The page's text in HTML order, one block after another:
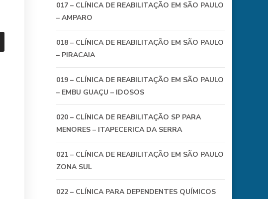
017 – CLÍNICA DE REABILITAÇÃO EM SÃO PAULO
– AMPARO
018 – CLÍNICA DE REABILITAÇÃO EM SÃO PAULO
– PIRACAIA
019 – CLÍNICA DE REABILITAÇÃO EM SÃO PAULO
– EMBU GUAÇU – IDOSOS
020 – CLÍNICA DE REABILITAÇÃO SP PARA
MENORES – ITAPECERICA DA SERRA
021 – CLÍNICA DE REABILITAÇÃO EM SÃO PAULO
ZONA SUL
022 – CLÍNICA PARA DEPENDENTES QUÍMICOS